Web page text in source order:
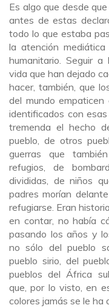
Es algo que desde
antes de estas
todo lo que estaba
la atención
humanitario. Seguir
vida que han dejado
hacer, también, que
del mundo
identificados con
tremenda el hecho
pueblo, de otros
guerras que
refugios, de
divididas, de niños
padres morían
refugiarse. Eran
en contar, no había
pasando los años y
no sólo del pueblo
pueblo sirio, del
pueblos del África
que, por lo visto, en
colores jamás se le